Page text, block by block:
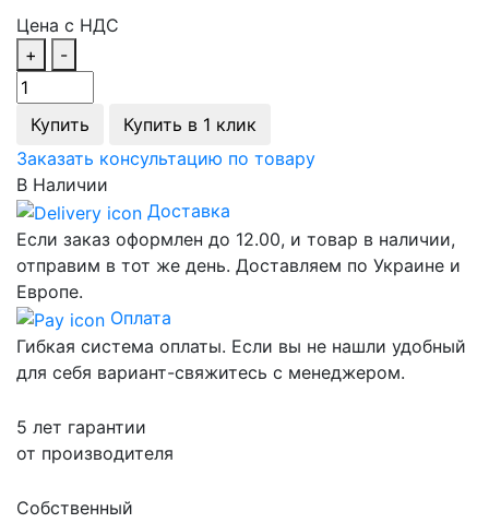
Цена с НДС
+
-
Купить
Купить в 1 клик
Заказать консультацию по товару
В Наличии
Доставка
Если заказ оформлен до 12.00, и товар в наличии,
отправим в тот же день. Доставляем по Украине и
Европе.
Оплата
Гибкая система оплаты. Если вы не нашли удобный
для себя вариант-свяжитесь с менеджером.
5 лет гарантии
от производителя
Собственный